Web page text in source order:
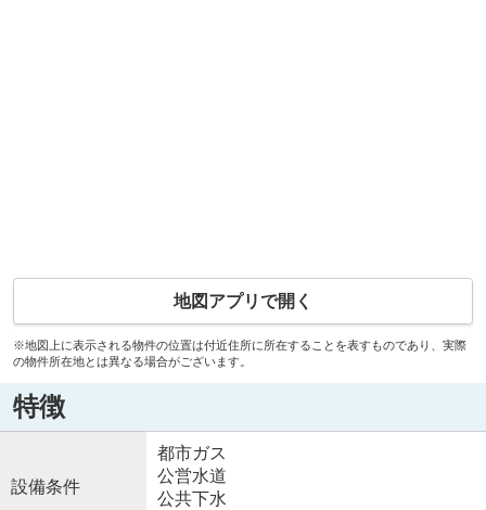
地図アプリで開く
※地図上に表示される物件の位置は付近住所に所在することを表すものであり、実際
の物件所在地とは異なる場合がございます。
特徴
設備条件
都市ガス
公営水道
公共下水